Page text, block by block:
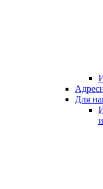
Для